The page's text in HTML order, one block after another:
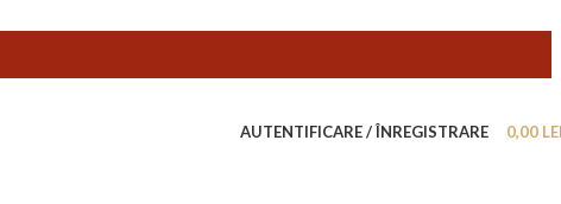
AUTENTIFICARE / ÎNREGISTRARE 0,00